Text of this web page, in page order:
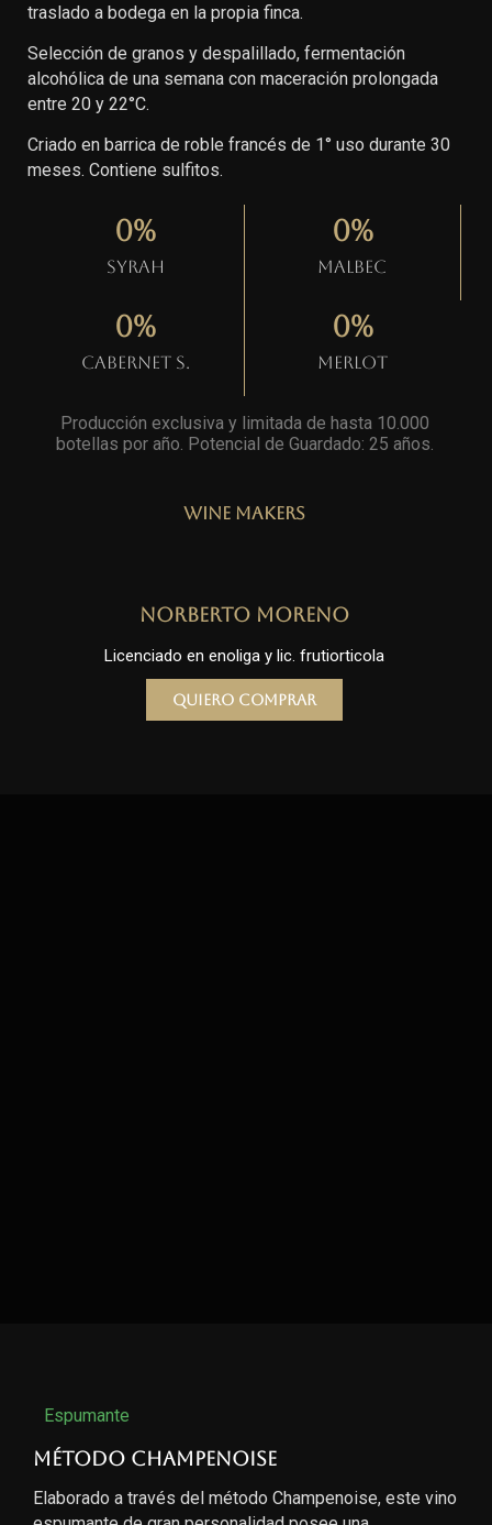
traslado a bodega en la propia finca.
Selección de granos y despalillado, fermentación
alcohólica de una semana con maceración prolongada
entre 20 y 22°C.
Criado en barrica de roble francés de 1° uso durante 30
meses. Contiene sulfitos.
Syrah
0%
Malbec
0%
Cabernet S.
0%
Merlot
0%
Producción exclusiva y limitada de hasta 10.000
botellas por año. Potencial de Guardado: 25 años.
Wine Makers
Norberto Moreno
Licenciado en enoliga y lic. frutiorticola
Quiero comprar
Espumante
Método Champenoise
Elaborado a través del método Champenoise, este vino